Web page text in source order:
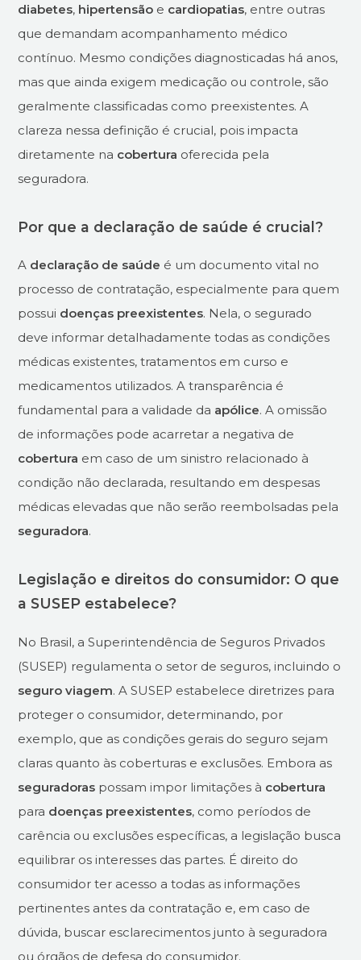
diabetes, hipertensão e cardiopatias, entre outras
que demandam acompanhamento médico
contínuo. Mesmo condições diagnosticadas há anos,
mas que ainda exigem medicação ou controle, são
geralmente classificadas como preexistentes. A
clareza nessa definição é crucial, pois impacta
diretamente na cobertura oferecida pela
seguradora.
Por que a declaração de saúde é crucial?
A declaração de saúde é um documento vital no
processo de contratação, especialmente para quem
possui doenças preexistentes. Nela, o segurado
deve informar detalhadamente todas as condições
médicas existentes, tratamentos em curso e
medicamentos utilizados. A transparência é
fundamental para a validade da apólice. A omissão
de informações pode acarretar a negativa de
cobertura em caso de um sinistro relacionado à
condição não declarada, resultando em despesas
médicas elevadas que não serão reembolsadas pela
seguradora.
Legislação e direitos do consumidor: O que
a SUSEP estabelece?
No Brasil, a Superintendência de Seguros Privados
(SUSEP) regulamenta o setor de seguros, incluindo o
seguro viagem. A SUSEP estabelece diretrizes para
proteger o consumidor, determinando, por
exemplo, que as condições gerais do seguro sejam
claras quanto às coberturas e exclusões. Embora as
seguradoras possam impor limitações à cobertura
para doenças preexistentes, como períodos de
carência ou exclusões específicas, a legislação busca
equilibrar os interesses das partes. É direito do
consumidor ter acesso a todas as informações
pertinentes antes da contratação e, em caso de
dúvida, buscar esclarecimentos junto à seguradora
ou órgãos de defesa do consumidor.